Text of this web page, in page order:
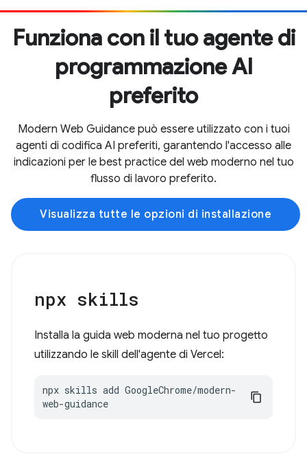
Funziona con il tuo agente di
programmazione AI
preferito
Modern Web Guidance può essere utilizzato con i tuoi
agenti di codifica AI preferiti, garantendo l'accesso alle
indicazioni per le best practice del web moderno nel tuo
flusso di lavoro preferito.
Visualizza tutte le opzioni di installazione
npx skills
Installa la guida web moderna nel tuo progetto
utilizzando le skill dell'agente di Vercel:
npx skills add GoogleChrome/modern-
web-guidance